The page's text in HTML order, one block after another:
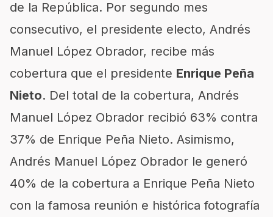
de la República. Por segundo mes
consecutivo, el presidente electo, Andrés
Manuel López Obrador, recibe más
cobertura que el presidente Enrique Peña
Nieto. Del total de la cobertura, Andrés
Manuel López Obrador recibió 63% contra
37% de Enrique Peña Nieto. Asimismo,
Andrés Manuel López Obrador le generó
40% de la cobertura a Enrique Peña Nieto
con la famosa reunión e histórica fotografía